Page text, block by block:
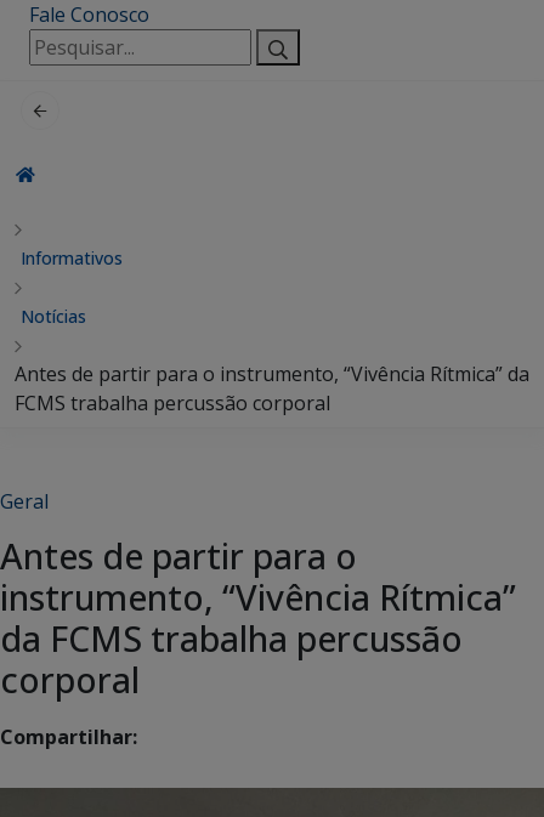
Fale Conosco
Pesquisar
por:
Informativos
Notícias
Antes de partir para o instrumento, “Vivência Rítmica” da
FCMS trabalha percussão corporal
Geral
Antes de partir para o
instrumento, “Vivência Rítmica”
da FCMS trabalha percussão
corporal
Compartilhar: